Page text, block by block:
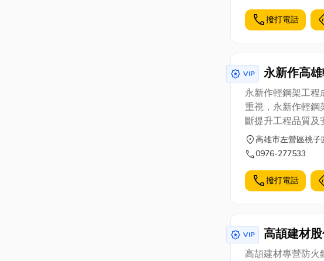
call撥打電話
award_star VIP 永新作高
永新作輕鋼架工程
重視，永新作輕鋼
斷提升工程品質及
提供客戶更美觀的
劃設計，以客戶需
location_on高雄市左營區桃子
call0976-277533
call撥打電話
award_star VIP 高頡建材
高頡建材專營防火